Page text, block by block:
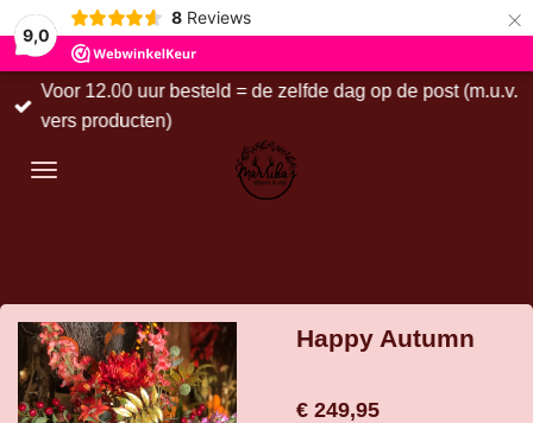
9,0
8 Reviews ×
Voor 12.00 uur besteld = de zelfde dag op de post (m.u.v.
vers producten)
Happy Autumn
€ 249,95